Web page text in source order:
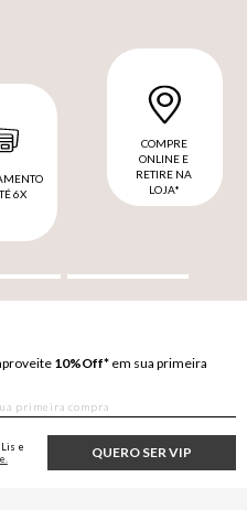
6X
COMPRE
ONLINE E
RETIRE NA
LOJA*
10%Off* em sua primeira
QUERO SER VIP
e